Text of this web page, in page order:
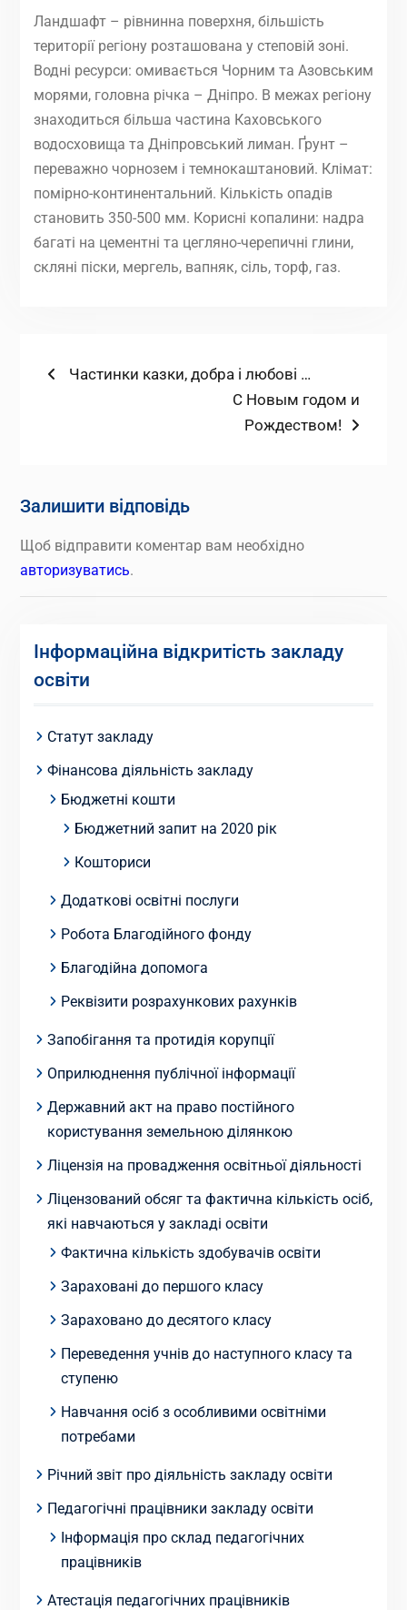
Ландшафт – рівнинна поверхня, більшість
території регіону розташована у степовій зоні.
Водні ресурси: омивається Чорним та Азовським
морями, головна річка – Дніпро. В межах регіону
знаходиться більша частина Каховського
водосховища та Дніпровський лиман. Ґрунт –
переважно чорнозем і темнокаштановий. Клімат:
помірно-континентальний. Кількість опадів
становить 350-500 мм. Корисні копалини: надра
багаті на цементні та цегляно-черепичні глини,
скляні піски, мергель, вапняк, сіль, торф, газ.
Навігація
Попередній
Частинки казки, добра і любові …
Наступний
запис:
С Новым годом и
Рождеством!
Залишити відповідь
Щоб відправити коментар вам необхідно
авторизуватись.
Інформаційна відкритість закладу
освіти
Статут закладу
Фінансова діяльність закладу
Бюджетні кошти
Бюджетний запит на 2020 рік
Кошториси
Додаткові освітні послуги
Робота Благодійного фонду
Благодійна допомога
Реквізити розрахункових рахунків
Запобігання та протидія корупції
Оприлюднення публічної інформації
Державний акт на право постійного
користування земельною ділянкою
Ліцензія на провадження освітньої діяльності
Ліцензований обсяг та фактична кількість осіб,
які навчаються у закладі освіти
Фактична кількість здобувачів освіти
Зараховані до першого класу
Зараховано до десятого класу
Переведення учнів до наступного класу та
ступеню
Навчання осіб з особливими освітніми
потребами
Річний звіт про діяльність закладу освіти
Педагогічні працівники закладу освіти
Інформація про склад педагогічних
працівників
Атестація педагогічних працівників